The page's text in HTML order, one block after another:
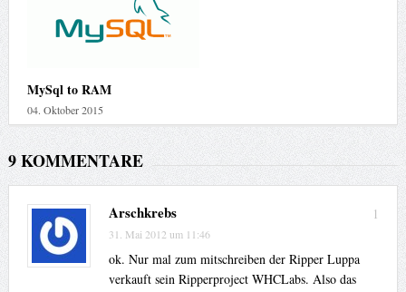
MySql to RAM
04. Oktober 2015
9 KOMMENTARE
1
Arschkrebs
31. Mai 2012 um 11:46
ok. Nur mal zum mitschreiben der Ripper Luppa
verkauft sein Ripperproject WHCLabs. Also das